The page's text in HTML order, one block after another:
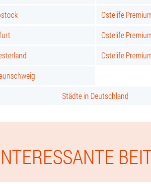
Ostelife
Ostelife
Ostelife
Städte in Deutschland